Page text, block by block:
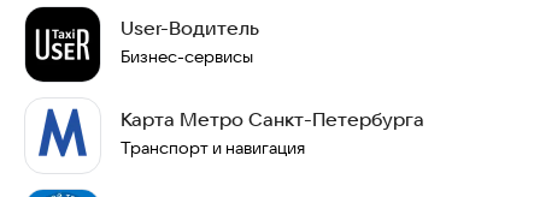
User-Водитель
Бизнес-сервисы
Карта Метро Санкт-Петербурга
Транспорт и навигация